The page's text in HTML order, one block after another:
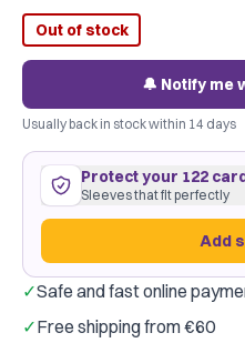
Out of stock
🔔 Notify me
Usually back in stock within 14 days
Protect your 122
Sleeves that fit perfectly
Add
roomy fit·GameGenic Green
✓Safe and fast online
✓Free shipping from €60